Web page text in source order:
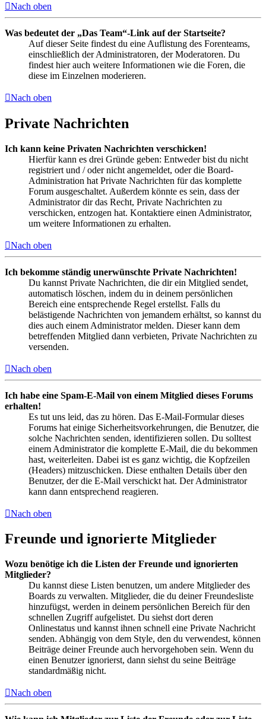
Nach oben
Was bedeutet der „Das Team“-Link auf der Startseite?
Auf dieser Seite findest du eine Auflistung des Forenteams,
einschließlich der Administratoren, der Moderatoren. Du
findest hier auch weitere Informationen wie die Foren, die
diese im Einzelnen moderieren.
Nach oben
Private Nachrichten
Ich kann keine Privaten Nachrichten verschicken!
Hierfür kann es drei Gründe geben: Entweder bist du nicht
registriert und / oder nicht angemeldet, oder die Board-
Administration hat Private Nachrichten für das komplette
Forum ausgeschaltet. Außerdem könnte es sein, dass der
Administrator dir das Recht, Private Nachrichten zu
verschicken, entzogen hat. Kontaktiere einen Administrator,
um weitere Informationen zu erhalten.
Nach oben
Ich bekomme ständig unerwünschte Private Nachrichten!
Du kannst Private Nachrichten, die dir ein Mitglied sendet,
automatisch löschen, indem du in deinem persönlichen
Bereich eine entsprechende Regel erstellst. Falls du
belästigende Nachrichten von jemandem erhältst, so kannst du
dies auch einem Administrator melden. Dieser kann dem
betreffenden Mitglied dann verbieten, Private Nachrichten zu
versenden.
Nach oben
Ich habe eine Spam-E-Mail von einem Mitglied dieses Forums
erhalten!
Es tut uns leid, das zu hören. Das E-Mail-Formular dieses
Forums hat einige Sicherheitsvorkehrungen, die Benutzer, die
solche Nachrichten senden, identifizieren sollen. Du solltest
einem Administrator die komplette E-Mail, die du bekommen
hast, weiterleiten. Dabei ist es ganz wichtig, die Kopfzeilen
(Headers) mitzuschicken. Diese enthalten Details über den
Benutzer, der die E-Mail verschickt hat. Der Administrator
kann dann entsprechend reagieren.
Nach oben
Freunde und ignorierte Mitglieder
Wozu benötige ich die Listen der Freunde und ignorierten
Mitglieder?
Du kannst diese Listen benutzen, um andere Mitglieder des
Boards zu verwalten. Mitglieder, die du deiner Freundesliste
hinzufügst, werden in deinem persönlichen Bereich für den
schnellen Zugriff aufgelistet. Du siehst dort deren
Onlinestatus und kannst ihnen schnell eine Private Nachricht
senden. Abhängig von dem Style, den du verwendest, können
Beiträge deiner Freunde auch hervorgehoben sein. Wenn du
einen Benutzer ignorierst, dann siehst du seine Beiträge
standardmäßig nicht.
Nach oben